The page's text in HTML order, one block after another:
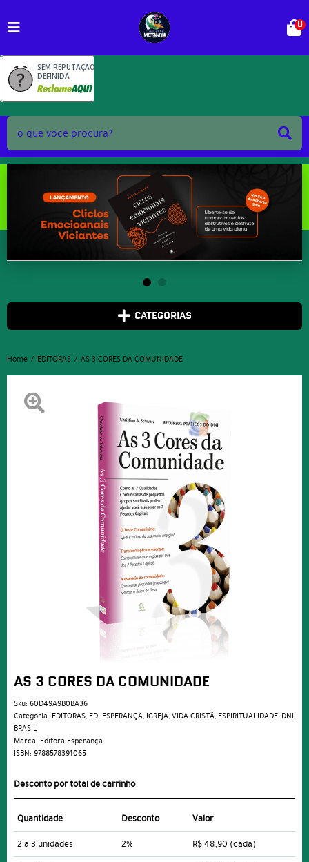
SEM REPUTAÇÃO
DEFINIDA
0
CATEGORIAS
Home EDITORAS AS 3 CORES DA COMUNIDADE
AS 3 CORES DA COMUNIDADE
Sku: 60D49A9B0BA36
Categoria: EDITORAS, ED. ESPERANÇA, IGREJA,VIDA CRISTÃ, ESPIRITUALIDADE, DNI
BRASIL
Marca: Editora Esperança
ISBN: 9788578391065
Desconto por total de carrinho
Quantidade Desconto
Valor
2 a 3 unidades
2% R$ 48,90 (cada)